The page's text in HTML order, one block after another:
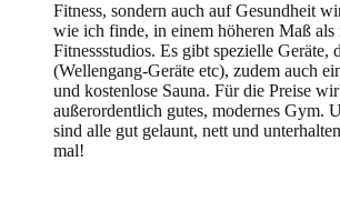
Fitness, sondern auch auf Gesundheit
wie ich finde, in einem höheren Maß als
Fitnessstudios. Es gibt spezielle Geräte,
(Wellengang-Geräte etc), zudem auch
und kostenlose Sauna. Für die Preise
außerordentlich gutes, modernes Gym.
sind alle gut gelaunt, nett und
mal!